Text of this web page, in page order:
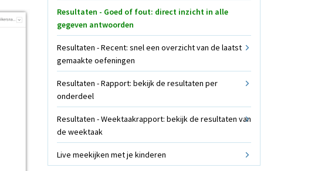
Resultaten - Goed of fout: direct inzicht in alle
gegeven antwoorden
Resultaten - Recent: snel een overzicht van de laatst
gemaakte oefeningen
Resultaten - Rapport: bekijk de resultaten per
onderdeel
Resultaten - Weektaakrapport: bekijk de resultaten van
de weektaak
Live meekijken met je kinderen